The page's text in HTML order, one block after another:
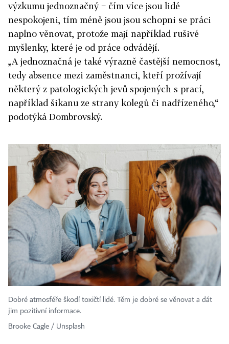
výzkumu jednoznačný − čím více jsou lidé
nespokojeni, tím méně jsou jsou schopni se práci
naplno věnovat, protože mají například rušivé
myšlenky, které je od práce odvádějí.
„A jednoznačná je také výrazně častější nemocnost,
tedy absence mezi zaměstnanci, kteří prožívají
některý z patologických jevů spojených s prací,
například šikanu ze strany kolegů či nadřízeného,“
podotýká Dombrovský.
Dobré atmosféře škodí toxičtí lidé. Těm je dobré se věnovat a dát
jim pozitivní informace.
Brooke Cagle / Unsplash